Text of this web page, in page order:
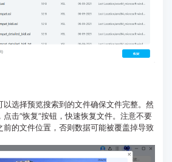
以选择预览搜索到的文件确保文件完整。然
击“恢复”按钮，快速恢复文件。注意不要
前的文件位置，否则数据可能被覆盖掉导致